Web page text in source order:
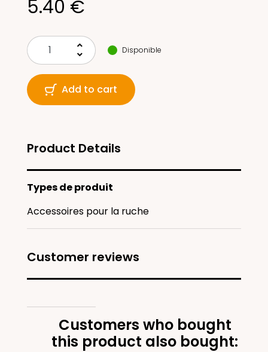
5.40 €
keyboard_arrow_up
keyboard_arrow_down
Disponible
Add to cart
Product Details
Types de produit
Accessoires pour la ruche
Customer reviews
Customers who bought
this product also bought: